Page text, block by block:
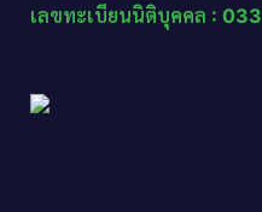
เลขทะเบียนนิติบุคคล :